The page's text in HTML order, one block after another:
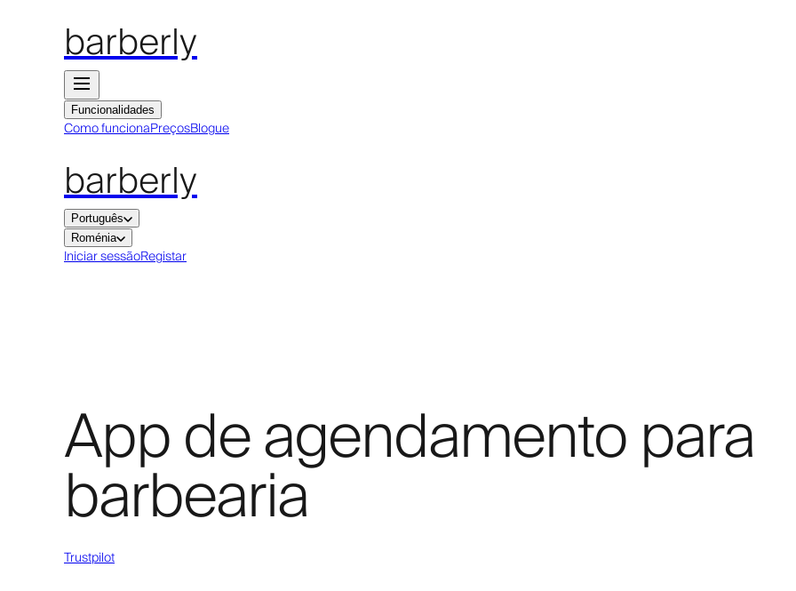
barberly
Funcionalidades
Como funcionaPreçosBlogue
barberly
Português
Roménia
Iniciar sessãoRegistar
App de agendamento para
barbearia
Trustpilot